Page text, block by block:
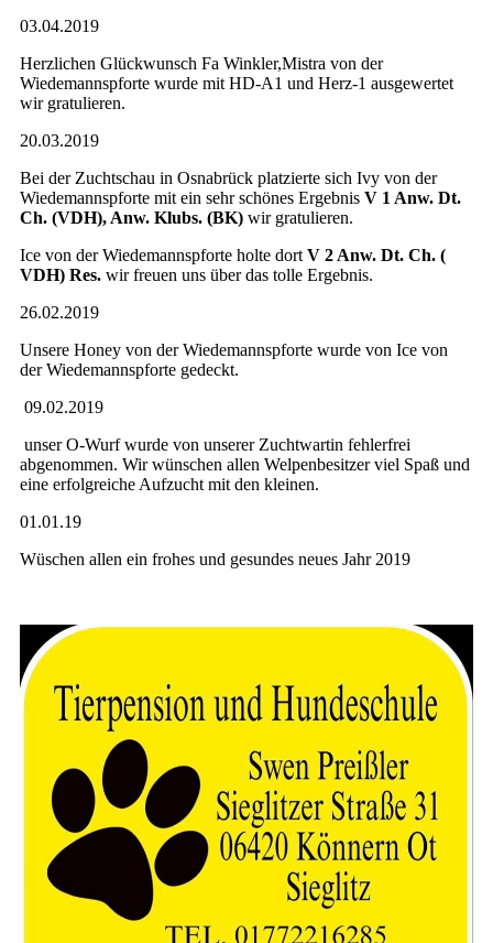
03.04.2019
Herzlichen Glückwunsch Fa Winkler,Mistra von der
Wiedemannspforte wurde mit HD-A1 und Herz-1 ausgewertet
wir gratulieren.
20.03.2019
Bei der Zuchtschau in Osnabrück platzierte sich Ivy von der
Wiedemannspforte mit ein sehr schönes Ergebnis V 1 Anw. Dt.
Ch. (VDH), Anw. Klubs. (BK) wir gratulieren.
Ice von der Wiedemannspforte holte dortV 2 Anw. Dt. Ch. (
VDH) Res.wir freuen uns über das tolle Ergebnis.
26.02.2019
Unsere Honey von der Wiedemannspforte wurde von Ice von
der Wiedemannspforte gedeckt.
09.02.2019
unser O-Wurf wurde von unserer Zuchtwartin fehlerfrei
abgenommen. Wir wünschen allen Welpenbesitzer viel Spaß und
eine erfolgreiche Aufzucht mit den kleinen.
01.01.19
Wüschen allen ein frohes und gesundes neues Jahr 2019